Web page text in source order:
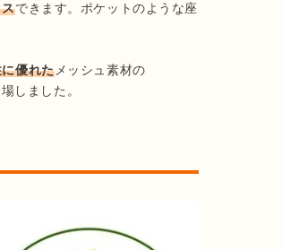
できます。ポケットのような座
優れたメッシュ素材の